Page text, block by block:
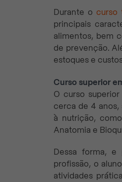
Durante o curso
principais
alimentos, bem
de prevenção.
estoques e
Curso superior
O curso
cerca de 4 anos,
à nutrição,
Anatomia e
Dessa forma, e
profissão, o
atividades